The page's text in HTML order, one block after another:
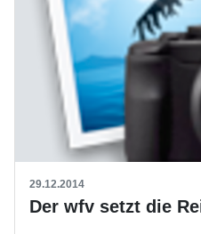
29.12.2014